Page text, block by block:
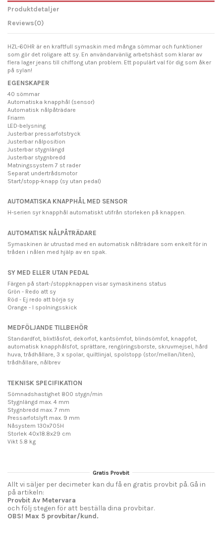
Produktdetaljer
Reviews(0)
HZL-60HR är en kraftfull symaskin med många sömmar och funktioner
som gör det roligare att sy. En användarvänlig arbetshäst som klarar av
flera lager jeans till chiffong utan problem. Ett populärt val för dig som åker
på sylan!
EGENSKAPER
40 sömmar
Automatiska knapphål (sensor)
Automatisk nålpåträdare
Friarm
LED-belysning
Justerbar pressarfotstryck
Justerbar nålposition
Justerbar stygnlängd
Justerbar stygnbredd
Matningssystem 7 st rader
Separat undertrådsmotor
Start/stopp-knapp (sy utan pedal)
AUTOMATISKA KNAPPHÅL MED SENSOR
H-serien syr knapphål automatiskt utifrån storleken på knappen.
AUTOMATISK NÅLPÅTRÄDARE
Symaskinen är utrustad med en automatisk nålträdare som enkelt för in
tråden i nålen med hjälp av en spak.
SY MED ELLER UTAN PEDAL
Färgen på start-/stoppknappen visar symaskinens status
Grön - Redo att sy
Röd - Ej redo att börja sy
Orange - I spolningsskick
MEDFÖLJANDE TILLBEHÖR
Standardfot, blixtlåsfot, dekorfot, kantsömfot, blindsömfot, knappfot,
automatisk knapphålsfot, sprättare, rengöringsborste, skruvmejsel, hård
huva, trådhållare, 3 x spolar, quiltlinjal, spolstopp (stor/mellan/liten),
trådhållare, nålbrev
TEKNISK SPECIFIKATION
Sömnadshastighet 800 stygn/min
Stygnlängd max. 4 mm
Stygnbredd max. 7 mm
Pressarfotslyft max. 9 mm
Nåsystem 130x705H
Storlek 40x18.8x29 cm
Vikt 5.8 kg
Gratis Provbit
Allt vi säljer per decimeter kan du få en gratis provbit på. Gå in
på artikeln:
Provbit Av Metervara
och följ stegen för att beställa dina provbitar.
OBS! Max 5 provbitar/kund.